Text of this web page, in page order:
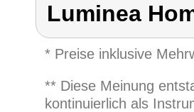
Luminea
* Preise inklusive
** Diese Meinung
kontinuierlich als